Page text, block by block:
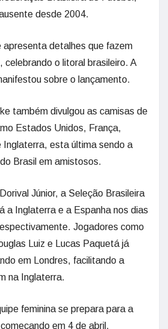
desde 2004.
apresenta detalhes que fazem
celebrando o litoral brasileiro. A
sobre o lançamento.
também divulgou as camisas de
Estados Unidos, França,
Inglaterra, esta última sendo a
Brasil em amistosos.
Júnior, a Seleção Brasileira
a Inglaterra e a Espanha nos dias
Jogadores como
Luiz e Lucas Paquetá já
em Londres, facilitando a
na Inglaterra.
feminina se prepara para a
em 4 de abril,